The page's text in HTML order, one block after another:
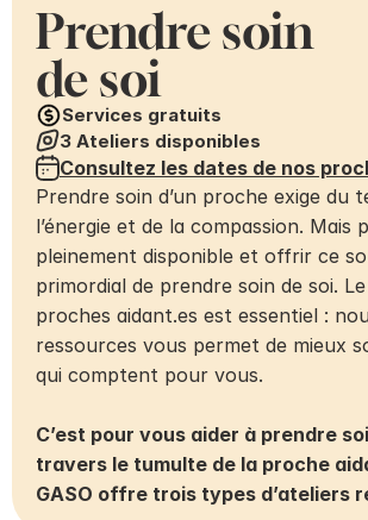
Prendre soin
de soi
Services gratuits
3 Ateliers disponibles
Consultez les dates de nos
Prendre soin d’un proche exige du
l’énergie et de la compassion. Mais
pleinement disponible et offrir ce
primordial de prendre soin de soi.
proches aidant.es est essentiel :
ressources vous permet de mieux
qui comptent pour vous.
C’est pour vous aider à prendre
travers le tumulte de la proche
GASO offre trois types d’ateliers